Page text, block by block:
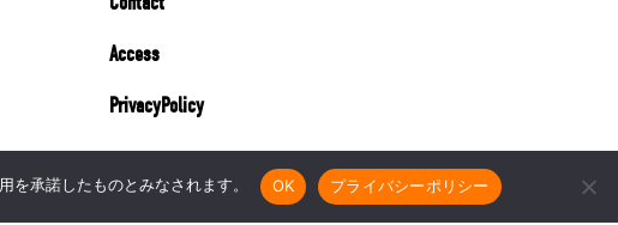
Access
PrivacyPolicy
を承諾したものとみなされます。 OK プライバシーポリシー